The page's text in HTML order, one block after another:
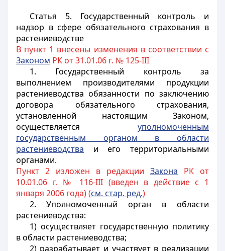
Статья 5. Государственный контроль и
надзор в сфере обязательного страхования в
растениеводстве
В пункт 1 внесены изменения в соответствии с
Законом РК от 31.01.06 г. № 125-III
1. Государственный контроль за
выполнением производителями продукции
растениеводства обязанности по заключению
договора обязательного страхования,
установленной настоящим Законом,
осуществляется уполномоченным
государственным органом в области
растениеводства
и его территориальными
органами.
Пункт 2 изложен в редакции Закона РК от
10.01.06 г. № 116-III (введен в действие с 1
января 2006 года) (см. стар. ред.)
2. Уполномоченный орган в области
растениеводства:
1) осуществляет государственную политику
в области растениеводства;
2) разрабатывает и участвует в реализации